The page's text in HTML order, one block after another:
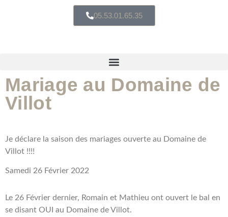
05.53.01.65.35
Mariage au Domaine de
Villot
Je déclare la saison des mariages ouverte au Domaine de
Villot !!!!
Samedi 26 Février 2022
Le 26 Février dernier, Romain et Mathieu ont ouvert le bal en
se disant OUI au Domaine de Villot.